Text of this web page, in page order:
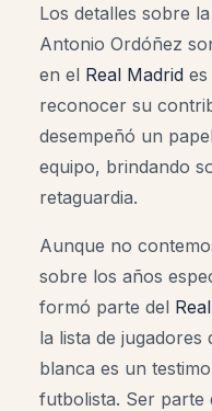
Los detalles sobre
Antonio Ordóñez
en el Real Madrid
reconocer su
desempeñó un
equipo, brindando
retaguardia.
Aunque no
sobre los años
formó parte del
la lista de jugadores
blanca es un
futbolista. Ser parte